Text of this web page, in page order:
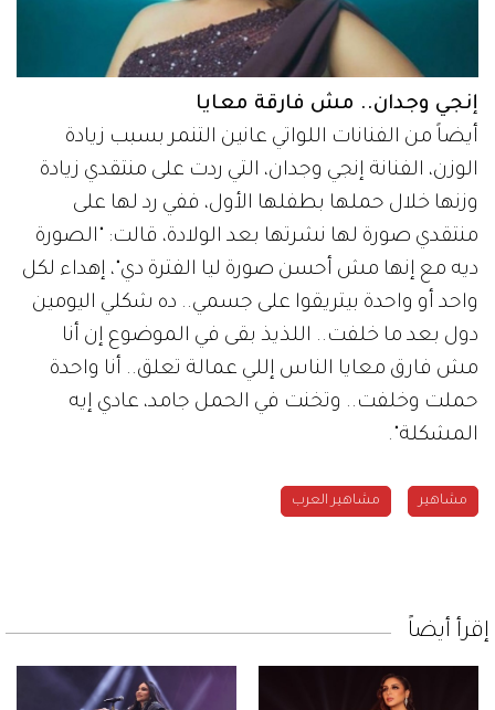
إنجي وجدان.. مش فارقة معايا
أيضاً من الفنانات اللواتي عانين التنمر بسبب زيادة
الوزن، الفنانة إنجي وجدان، التي ردت على منتقدي زيادة
وزنها خلال حملها بطفلها الأول، ففي رد لها على
منتقدي صورة لها نشرتها بعد الولادة، قالت: "الصورة
ديه مع إنها مش أحسن صورة ليا الفترة دي"، إهداء لكل
واحد أو واحدة بيتريقوا على جسمي.. ده شكلي اليومين
دول بعد ما خلفت.. اللذيذ بقى في الموضوع إن أنا
مش فارق معايا الناس إللي عمالة تعلق.. أنا واحدة
حملت وخلفت.. وتخنت في الحمل جامد، عادي إيه
المشكلة".
مشاهير مشاهير العرب
إقرأ أيضاً